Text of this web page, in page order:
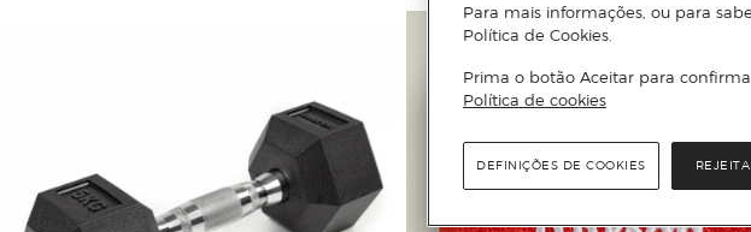
Para mais informações, ou para
Política de Cookies.
Prima o botão Aceitar para
Política de cookies
DEFINIÇÕES DE COOKIES